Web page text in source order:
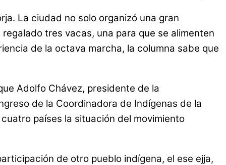
La ciudad no solo organizó una gran
tres vacas, una para que se alimenten
de la octava marcha, la columna sabe que
Adolfo Chávez, presidente de la
de la Coordinadora de Indígenas de la
países la situación del movimiento
de otro pueblo indígena, el ese ejja,